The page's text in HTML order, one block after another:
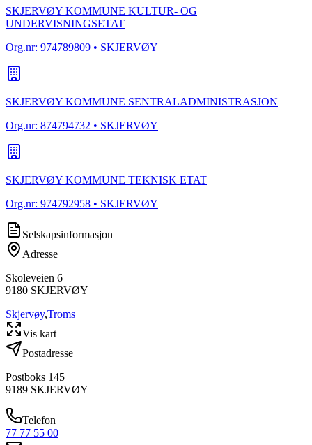
SKJERVØY KOMMUNE KULTUR- OG
UNDERVISNINGSETAT
Org.nr: 974789809 • SKJERVØY
SKJERVØY KOMMUNE SENTRALADMINISTRASJON
Org.nr: 874794732 • SKJERVØY
SKJERVØY KOMMUNE TEKNISK ETAT
Org.nr: 974792958 • SKJERVØY
Selskapsinformasjon
Adresse
Skoleveien 6
9180 SKJERVØY
Skjervøy,Troms
Vis kart
Postadresse
Postboks 145
9189 SKJERVØY
Telefon
77 77 55 00